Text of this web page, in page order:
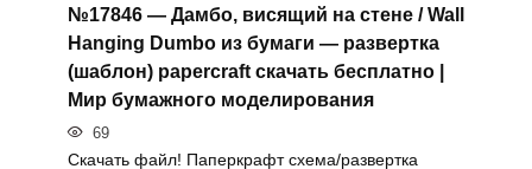
№17846 — Дамбо, висящий на стене / Wall
Hanging Dumbo из бумаги — развертка
(шаблон) papercraft скачать бесплатно |
Мир бумажного моделирования
69
Скачать файл! Паперкрафт схема/развертка